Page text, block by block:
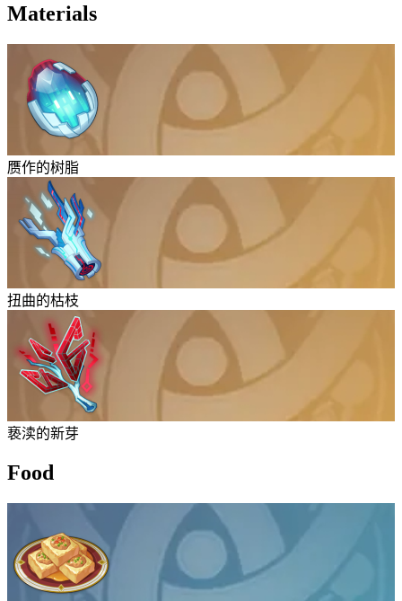
Materials
赝作的树脂
扭曲的枯枝
亵渎的新芽
Food